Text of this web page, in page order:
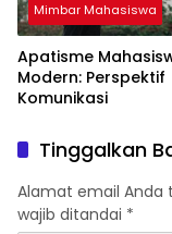
Mimbar Mahasiswa
Apatisme
Modern: Perspektif
Komunikasi
Tinggalkan
Alamat email Anda
wajib ditandai *